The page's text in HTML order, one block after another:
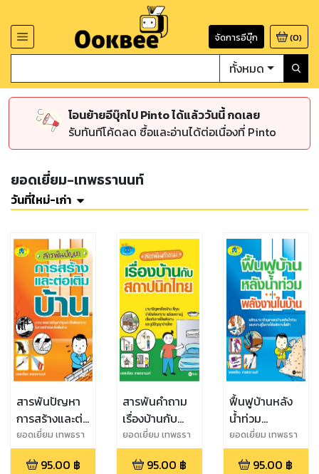
จัดการอีบุ๊ก (0)
ทั้งหมด
โอนย้ายอีบุ๊กไป Pinto ได้แล้ววันนี้ กดเลย
รับทันทีโค้ดลด ซื้อและอ่านได้ต่อเนื่องที่ Pinto
ยอดเยี่ยม-เทพธรานนท์
วันที่ใหม่-เก่า
สารพันปัญหา
การสร้างและต่อ
เติมบ้าน
ยอดเยี่ยม เทพธรา
นนท์
95.00 ฿
สารพันคำถาม
เรื่องบ้านกับ
สถาปนิกไทย
ยอดเยี่ยม เทพธรา
นนท์
95.00 ฿
ฟื้นฟูบ้านหลัง
น้ำท่วม
พลังงานในบ้าน
ยอดเยี่ยม เทพธรา
นนท์
95.00 ฿